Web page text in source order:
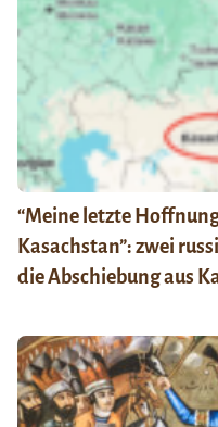
“Meine letzte
Kasachstan”: zwei
die Abschiebung aus